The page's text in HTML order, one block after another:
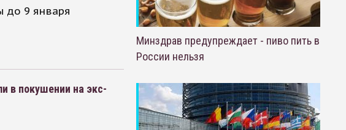
до 9 января
в покушении на экс-
Минздрав предупреждает - пиво пить в
России нельзя